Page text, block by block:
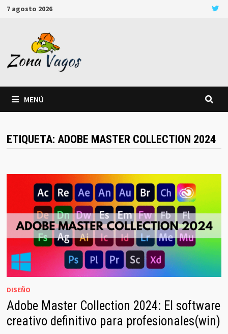
Saltar
7 agosto 2026
MENÚ
ETIQUETA: ADOBE MASTER COLLECTION 2024
DISEÑO
Adobe Master Collection 2024: El software
creativo definitivo para profesionales(win)